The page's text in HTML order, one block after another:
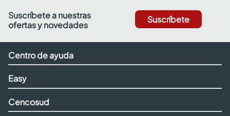
Suscríbete a nuestras
ofertas y novedades
Suscríbete
Centro de ayuda
Easy
Cencosud